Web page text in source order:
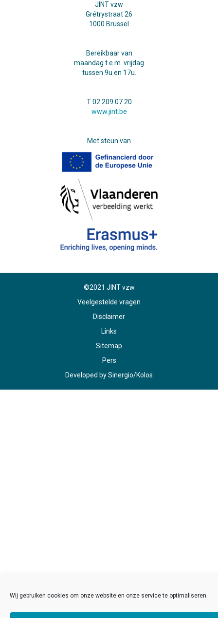
Wij gebruiken cookies om onze website en onze service te optimaliseren.
JINT vzw
Grétrystraat 26
1000 Brussel
Bereikbaar van
maandag t.e.m. vrijdag
tussen 9u en 17u.
T 02 209 07 20
www.jint.be
Met steun van
©2021 JINT vzw
Veelgestelde vragen
Disclaimer
Links
Sitemap
Pers
Developed bySinergio/Kolos